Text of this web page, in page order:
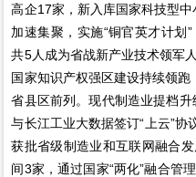
高企17家，新入库国家科技型
加速集聚，实施“铜官英才计划
共5人成为省战新产业技术领军
国家知识产权强区建设持续领
省县区前列。现代制造业提档
与长江工业大数据签订“上云”协
获批省级制造业和互联网融合
间3家，通过国家“两化”融合管